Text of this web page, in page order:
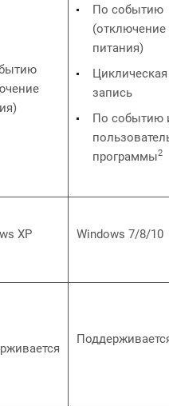
По событию
(отключение
питания)
Циклическая
запись
По событию
программы2
XP Windows 7/8/10